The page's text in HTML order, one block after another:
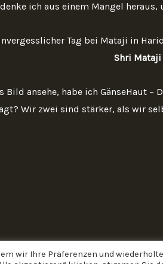
ich aus einem Mangel
Tag bei Mataji in
Shri
Bild ansehe, habe ich GänseHaut
Wir zwei sind stärker, als wir
wir Ihre Präferenzen und